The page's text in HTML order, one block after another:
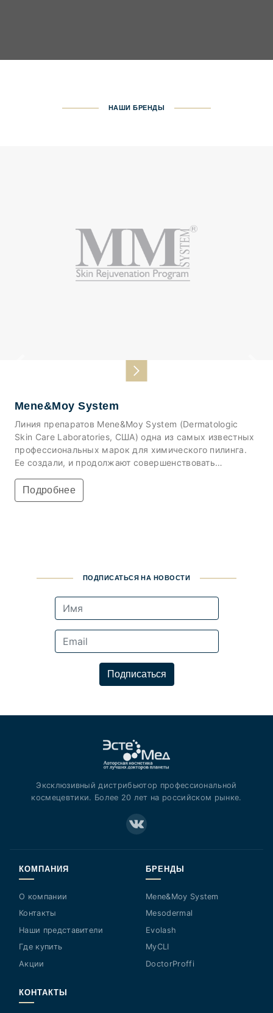
НАШИ БРЕНДЫ
Mesodermal
Mesodermal - готовые коктейли , решающие такие
проблемы как: профилактика и лечение алопеции,
увлажнения, миорелаксации, восстановления тонуса и
осветления кожи лица и шеи, а так же коктейли,
изменений кожи.
Подробнее
ПОДПИСАТЬСЯ НА НОВОСТИ
Подписаться
Эксклюзивный дистрибьютор профессиональной
космецевтики. Более 20 лет на российском рынке.
КОМПАНИЯ
О компании
Контакты
Наши представители
Где купить
Акции
БРЕНДЫ
Mene&Moy System
Mesodermal
Evolash
MyCLI
DoctorProffi
КОНТАКТЫ